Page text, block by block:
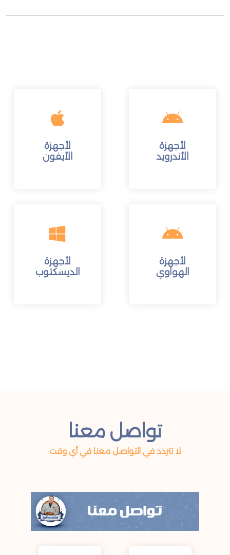
لأجهزة
الأندرويد
لأجهزة
الأيفون
لأجهزة
الهواوي
لأجهزة
الديسكتوب
تواصل معنا
لا تتردد في التواصل معنا في أي وقت